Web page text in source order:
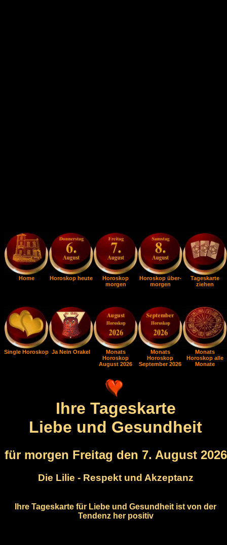
Home Horoskop heute
Horoskop
morgen
Horoskop über-
morgen
Tageskarte
ziehen
Single Horoskop Ja Nein Orakel
Monats
Horoskop
August 2026
Monats
Horoskop
September 2026
Monats
Horoskop alle
Monate
Ihre Tageskarte
Liebe und Gesundheit
für morgen Freitag den 7. August 2026
Die Lilie - Respekt und Akzeptanz
Ihre Tageskarte für Liebe und Gesundheit ist von der
Tendenz her positiv